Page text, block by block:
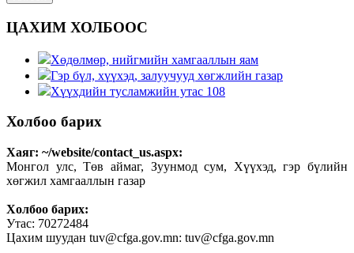
ЦАХИМ ХОЛБООС
Хөдөлмөр, нийгмийн хамгааллын яам
Гэр бүл, хүүхэд, залуучууд хөгжлийн газар
Хүүхдийн тусламжийн утас 108
Холбоо барих
Хаяг: ~/website/contact_us.aspx:
Монгол улс, Төв аймаг, Зуунмод сум, Хүүхэд, гэр бүлийн
хөгжил хамгааллын газар
Холбоо барих:
Утас: 70272484
Цахим шуудан tuv@cfga.gov.mn: tuv@cfga.gov.mn